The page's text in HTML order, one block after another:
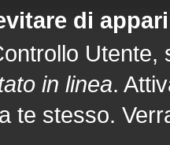
di
Utente,
in linea.
te stesso.